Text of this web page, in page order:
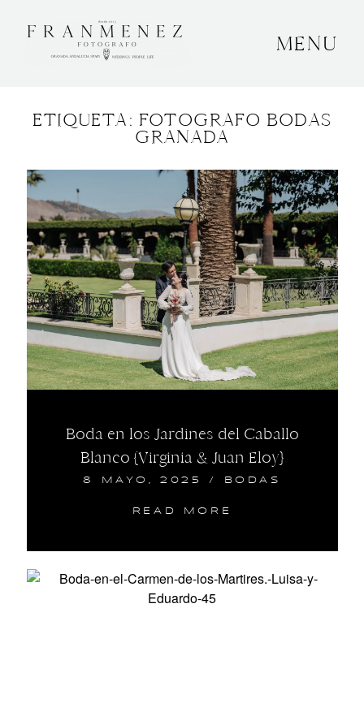
MENU
ETIQUETA: FOTOGRAFO BODAS
GRANADA
Boda en los Jardines del Caballo
Blanco {Virginia & Juan Eloy}
8 MAYO, 2025 / BODAS
READ MORE
SOBRE MÍ
CONTACTO
OTROS
GRANADA, ESPAÑA
+34 652592145